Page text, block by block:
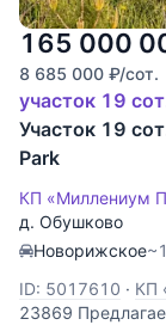
165 000
8 685 000 ₽/сот.
участок 19
Участок 19
Park
КП «Миллениум
д. Обушково
Новорижское
ID: 5017610 · КП
23869